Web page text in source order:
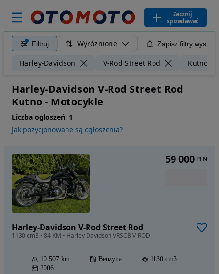
Zacznij
sprzedawać
Filtruj Wyróżnione Zapisz filtry
Harley-Davidson V-Rod Street Rod Kutno
Harley-Davidson V-Rod Street Rod
Kutno - Motocykle
Liczba ogłoszeń: 1
Jak pozycjonowane są ogłoszenia?
Harley-Davidson V-Rod Street Rod
1130 cm3 • 84 KM • Harley Davidson VRSCB V-ROD
10 507 km Benzyna
1130 cm3
2006
59 000 PLN